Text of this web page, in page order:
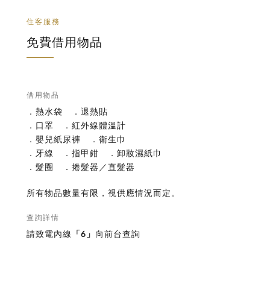
住客服務
免費借用物品
借用物品
．熱水袋 ．退熱貼
．口罩 ．紅外線體溫計
．嬰兒紙尿褲 ．衛生巾
．牙線 ．指甲鉗 ．卸妝濕紙巾
．髮圈 ．捲髮器／直髮器
所有物品數量有限，視供應情況而定。
查詢詳情
請致電內線 「6」 向前台查詢